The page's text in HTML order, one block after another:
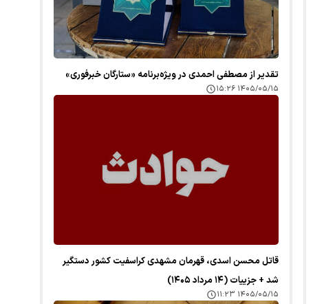
تقدیر از مصطفی احمدی در ویژه‌برنامه «ستارگان خبرفوری»
۱۴۰۵/۰۵/۱۵ ۱۵:۲۶
قاتل محسن اسدی، قهرمان مشهدی کراسفیت کشور دستگیر
شد + جزییات (۱۴ مرداد ۱۴۰۵)
۱۴۰۵/۰۵/۱۵ ۱۱:۲۳